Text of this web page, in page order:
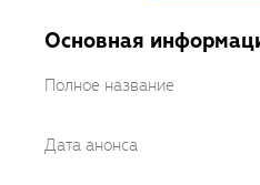
Основная
Полное название
Дата анонса